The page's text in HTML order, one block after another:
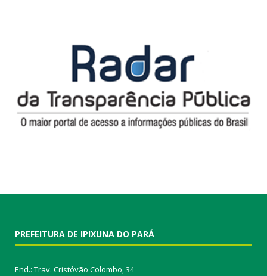
PREFEITURA DE IPIXUNA DO PARÁ
End.: Trav. Cristóvão Colombo, 34